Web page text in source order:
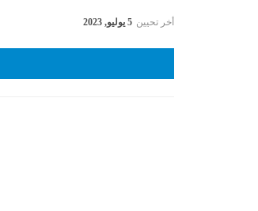
أخر تحيين 5 يوليو, 2023